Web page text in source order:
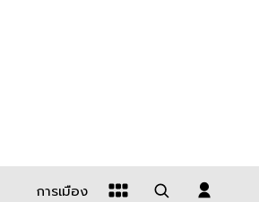
การเมือง